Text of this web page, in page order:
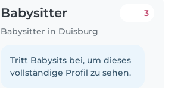
Babysitter
Babysitter in Duisburg
3
Tritt Babysits bei, um dieses
vollständige Profil zu sehen.